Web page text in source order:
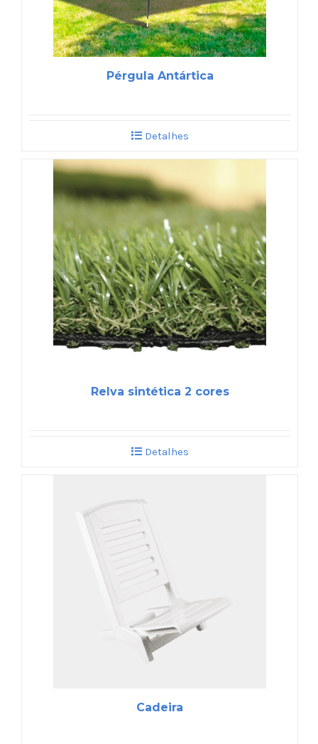
Pérgula Antártica
Detalhes
Relva sintética 2 cores
Detalhes
Cadeira